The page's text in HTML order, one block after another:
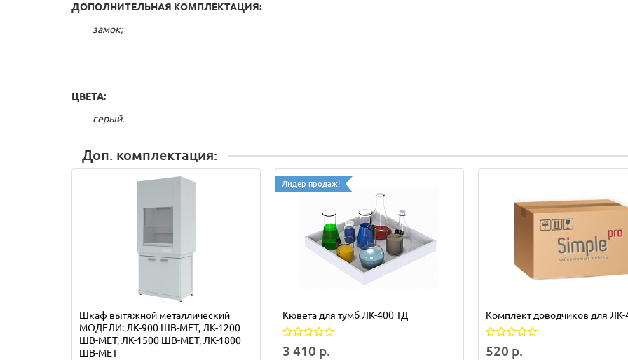
ДОПОЛНИТЕЛЬНАЯ КОМПЛЕКТАЦИЯ:
замок;
ЦВЕТА:
серый.
Доп. комплектация:
Шкаф вытяжной металлический
МОДЕЛИ: ЛК-900 ШВ-МЕТ, ЛК-1200
ШВ-МЕТ, ЛК-1500 ШВ-МЕТ, ЛК-1800
ШВ-МЕТ
Лидер продаж!
Кювета для тумб ЛК-400 ТД
3 410 р.
Комплект доводчиков для ЛК-
520 р.